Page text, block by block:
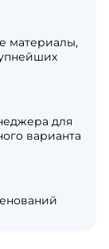
материалы,
для
варианта